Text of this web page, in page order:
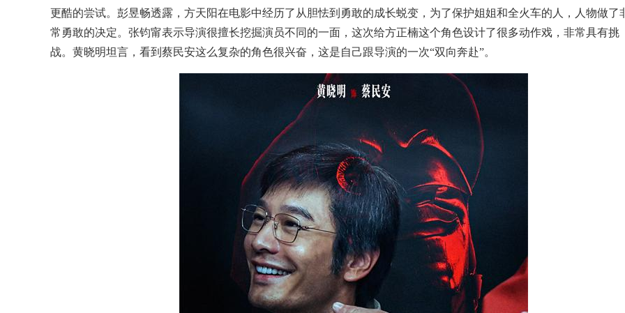
更酷的尝试。彭昱畅透露，方天阳在电影中经历了从胆怯到勇敢的成长蜕变，为了保护姐姐和全火车的人，人物做了
常勇敢的决定。张钧甯表示导演很擅长挖掘演员不同的一面，这次给方正楠这个角色设计了很多动作戏，非常具有挑
战。黄晓明坦言，看到蔡民安这么复杂的角色很兴奋，这是自己跟导演的一次“双向奔赴”。